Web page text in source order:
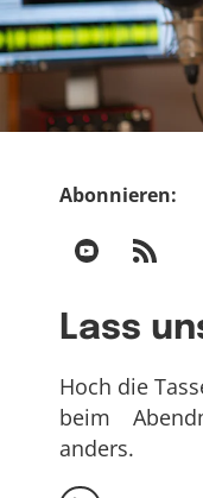
Abonnieren:
Lass
Hoch die
beim
anders.